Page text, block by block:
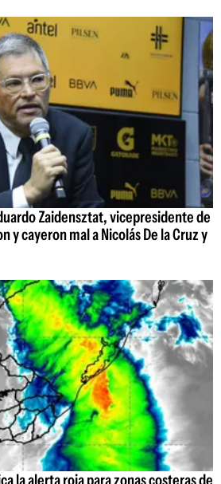
Zaidensztat, vicepresidente de
y cayeron mal a Nicolás De la Cruz y
la alerta roja para zonas costeras de